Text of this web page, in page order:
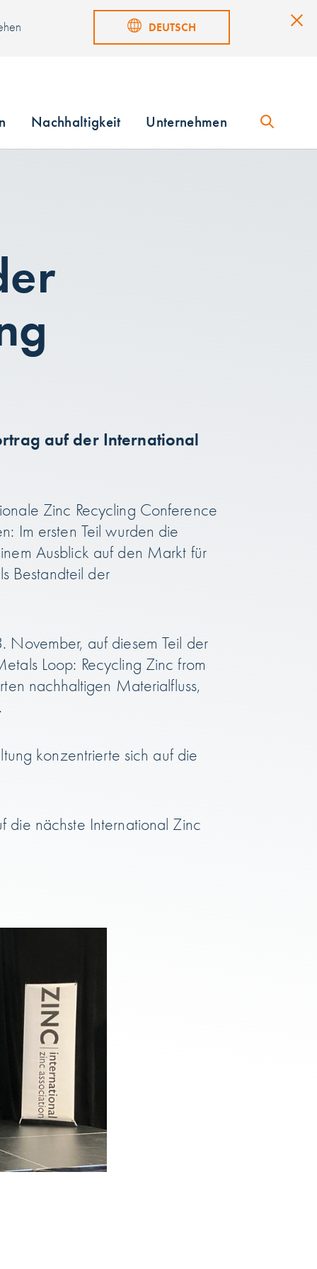
Nachhaltigkeit Unternehmen
DEUTSCH
auf der International
Zinc Recycling Conference
Im ersten Teil wurden die
Ausblick auf den Markt für
Bestandteil der
November, auf diesem Teil der
Loop: Recycling Zinc from
nachhaltigen Materialfluss,
konzentrierte sich auf die
die nächste International Zinc